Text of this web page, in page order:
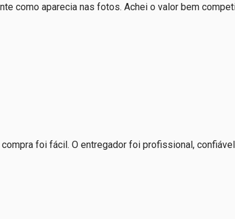
como aparecia nas fotos. Achei o valor bem
foi fácil. O entregador foi profissional,